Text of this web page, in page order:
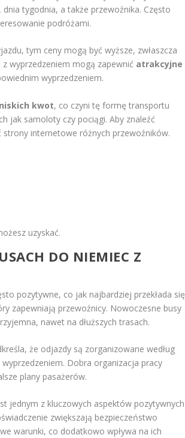
tygodnia, a także przewoźnika. Często
podróżami.
tym ceny mogą być wyższe, zwłaszcza
wyprzedzeniem mogą zapewnić atrakcyjne
wyprzedzeniem.
niskich kwot, co czyni tę formę transportu
jak samoloty czy pociągi. Aby znaleźć
internetowe różnych przewoźników.
uzyskać.
DO NIEMIEC Z
pozytywne, co jak najbardziej przekłada się
zapewniają przewoźnicy. Nowoczesne busy
nawet na dłuższych trasach.
że odjazdy są zorganizowane według
Dobra organizacja pracy
plany pasażerów.
jednym z kluczowych aspektów pozytywnych
zwiększają bezpieczeństwo
warunki, co dodatkowo wpływa na ich